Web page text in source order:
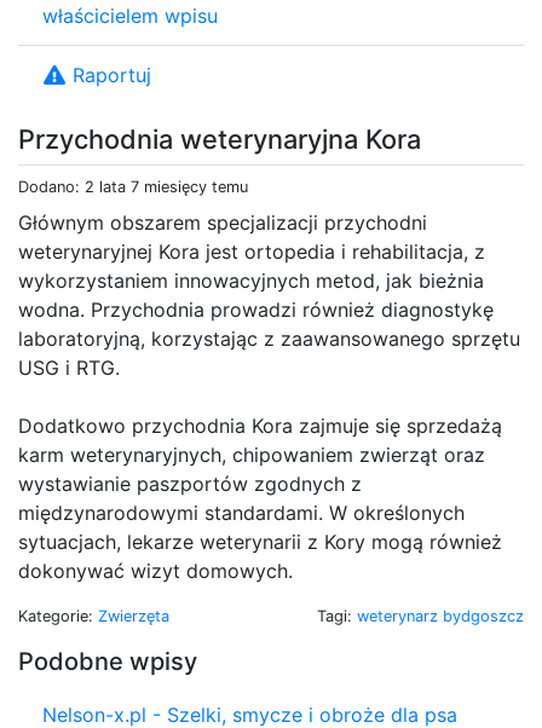
Przychodnia weterynaryjna Kora
Dodano: 2 lata 7 miesięcy temu
Głównym obszarem specjalizacji przychodni
weterynaryjnej Kora jest ortopedia i rehabilitacja, z
wykorzystaniem innowacyjnych metod, jak bieżnia
wodna. Przychodnia prowadzi również diagnostykę
laboratoryjną, korzystając z zaawansowanego sprzętu
USG i RTG.
Dodatkowo przychodnia Kora zajmuje się sprzedażą
karm weterynaryjnych, chipowaniem zwierząt oraz
wystawianie paszportów zgodnych z
międzynarodowymi standardami. W określonych
sytuacjach, lekarze weterynarii z Kory mogą również
dokonywać wizyt domowych.
Kategorie: Zwierzęta Tagi: weterynarz bydgoszcz
Podobne wpisy
Nelson-x.pl - Szelki, smycze i obroże dla psa
właścicielem wpisu
Raportuj